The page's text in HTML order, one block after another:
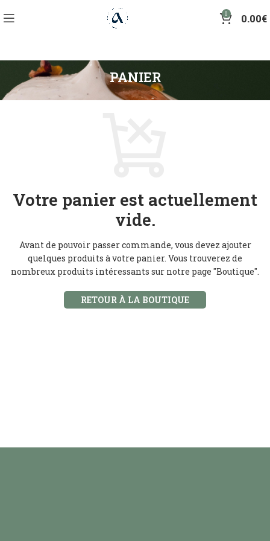
0 0.00€
PANIER
Votre panier est actuellement
vide.
Avant de pouvoir passer commande, vous devez ajouter
quelques produits à votre panier. Vous trouverez de
nombreux produits intéressants sur notre page "Boutique".
RETOUR À LA BOUTIQUE